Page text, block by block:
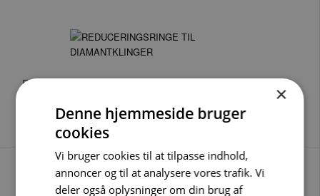
REDUCERINGSRINGE TIL DIAMANTKLINGER
BØSNINGER TIL MONTERING I HUL PÅ DIAMANTKLINGER ×
Denne hjemmeside bruger
cookies
Vi bruger cookies til at tilpasse indhold,
annoncer og til at analysere vores trafik. Vi
deler også oplysninger om din brug af